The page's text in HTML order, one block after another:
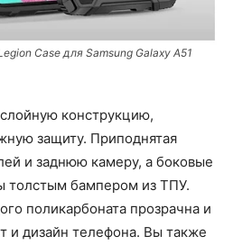
Case для Samsung Galaxy A51
конструкцию,
защиту. Приподнятая
и заднюю камеру, а боковые
толстым бампером из ТПУ.
поликарбоната прозрачна и
и дизайн телефона. Вы также